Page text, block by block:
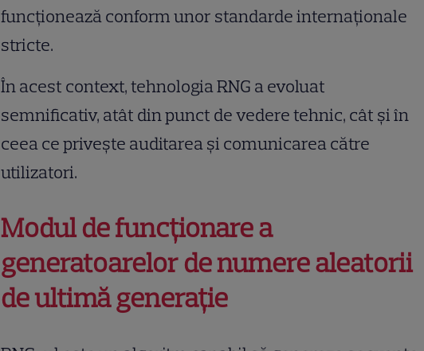
funcționează conform unor standarde internaționale
stricte.
În acest context, tehnologia RNG a evoluat
semnificativ, atât din punct de vedere tehnic, cât și în
ceea ce privește auditarea și comunicarea către
utilizatori.
Modul de funcționare a
generatoarelor de numere aleatorii
de ultimă generație